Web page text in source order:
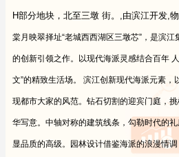
H部分地块，北至三墩 街。,由滨江开发,物
棠月映翠择址“老城西西湖区三墩芯”，是滨
的创新引领之作。以现代海派灵感结合百年
文”的精致生活场。 滨江创新现代海派元素，
现都市⼤家的风范。钻石切割的迎宾⻔庭，
华写意。中轴对称的建筑线条，勾勒时代的
显品质的高级。园林设计借鉴海派的浪漫情